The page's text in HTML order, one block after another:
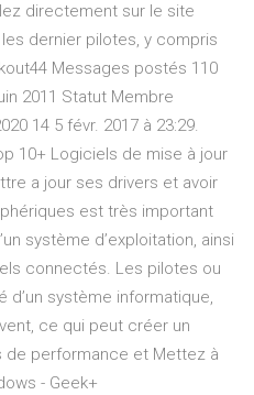
directement sur le site
dernier pilotes, y compris
Messages postés 110
2011 Statut Membre
14 5 févr. 2017 à 23:29.
10+ Logiciels de mise à jour
a jour ses drivers et avoir
est très important
système d’exploitation, ainsi
connectés. Les pilotes ou
d’un système informatique,
ce qui peut créer un
performance et Mettez à
- Geek+